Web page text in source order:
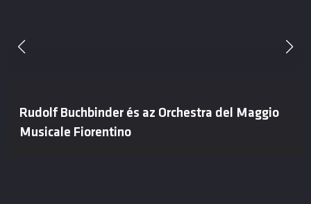
Rudolf Buchbinder és az Orchestra del Maggio
Musicale Fiorentino